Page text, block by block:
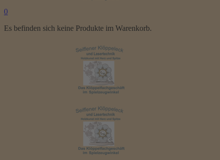
0
Es befinden sich keine Produkte im Warenkorb.